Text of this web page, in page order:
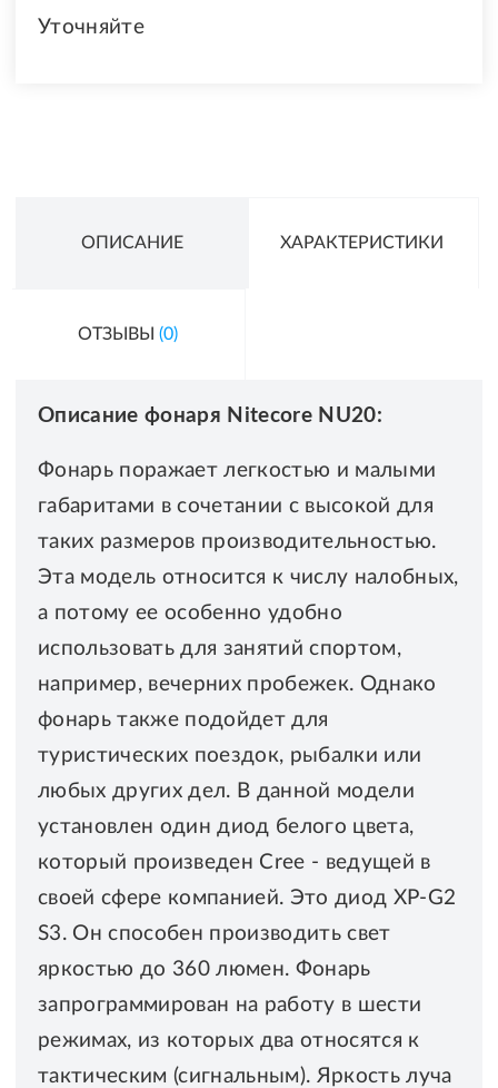
Уточняйте
ОПИСАНИЕ ХАРАКТЕРИСТИКИ
ОТЗЫВЫ (0)
Описание фонаря Nitecore NU20:
Фонарь поражает легкостью и малыми
габаритами в сочетании с высокой для
таких размеров производительностью.
Эта модель относится к числу налобных,
а потому ее особенно удобно
использовать для занятий спортом,
например, вечерних пробежек. Однако
фонарь также подойдет для
туристических поездок, рыбалки или
любых других дел. В данной модели
установлен один диод белого цвета,
который произведен Сree - ведущей в
своей сфере компанией. Это диод XP-G2
S3. Он способен производить свет
яркостью до 360 люмен. Фонарь
запрограммирован на работу в шести
режимах, из которых два относятся к
тактическим (сигнальным). Яркость луча